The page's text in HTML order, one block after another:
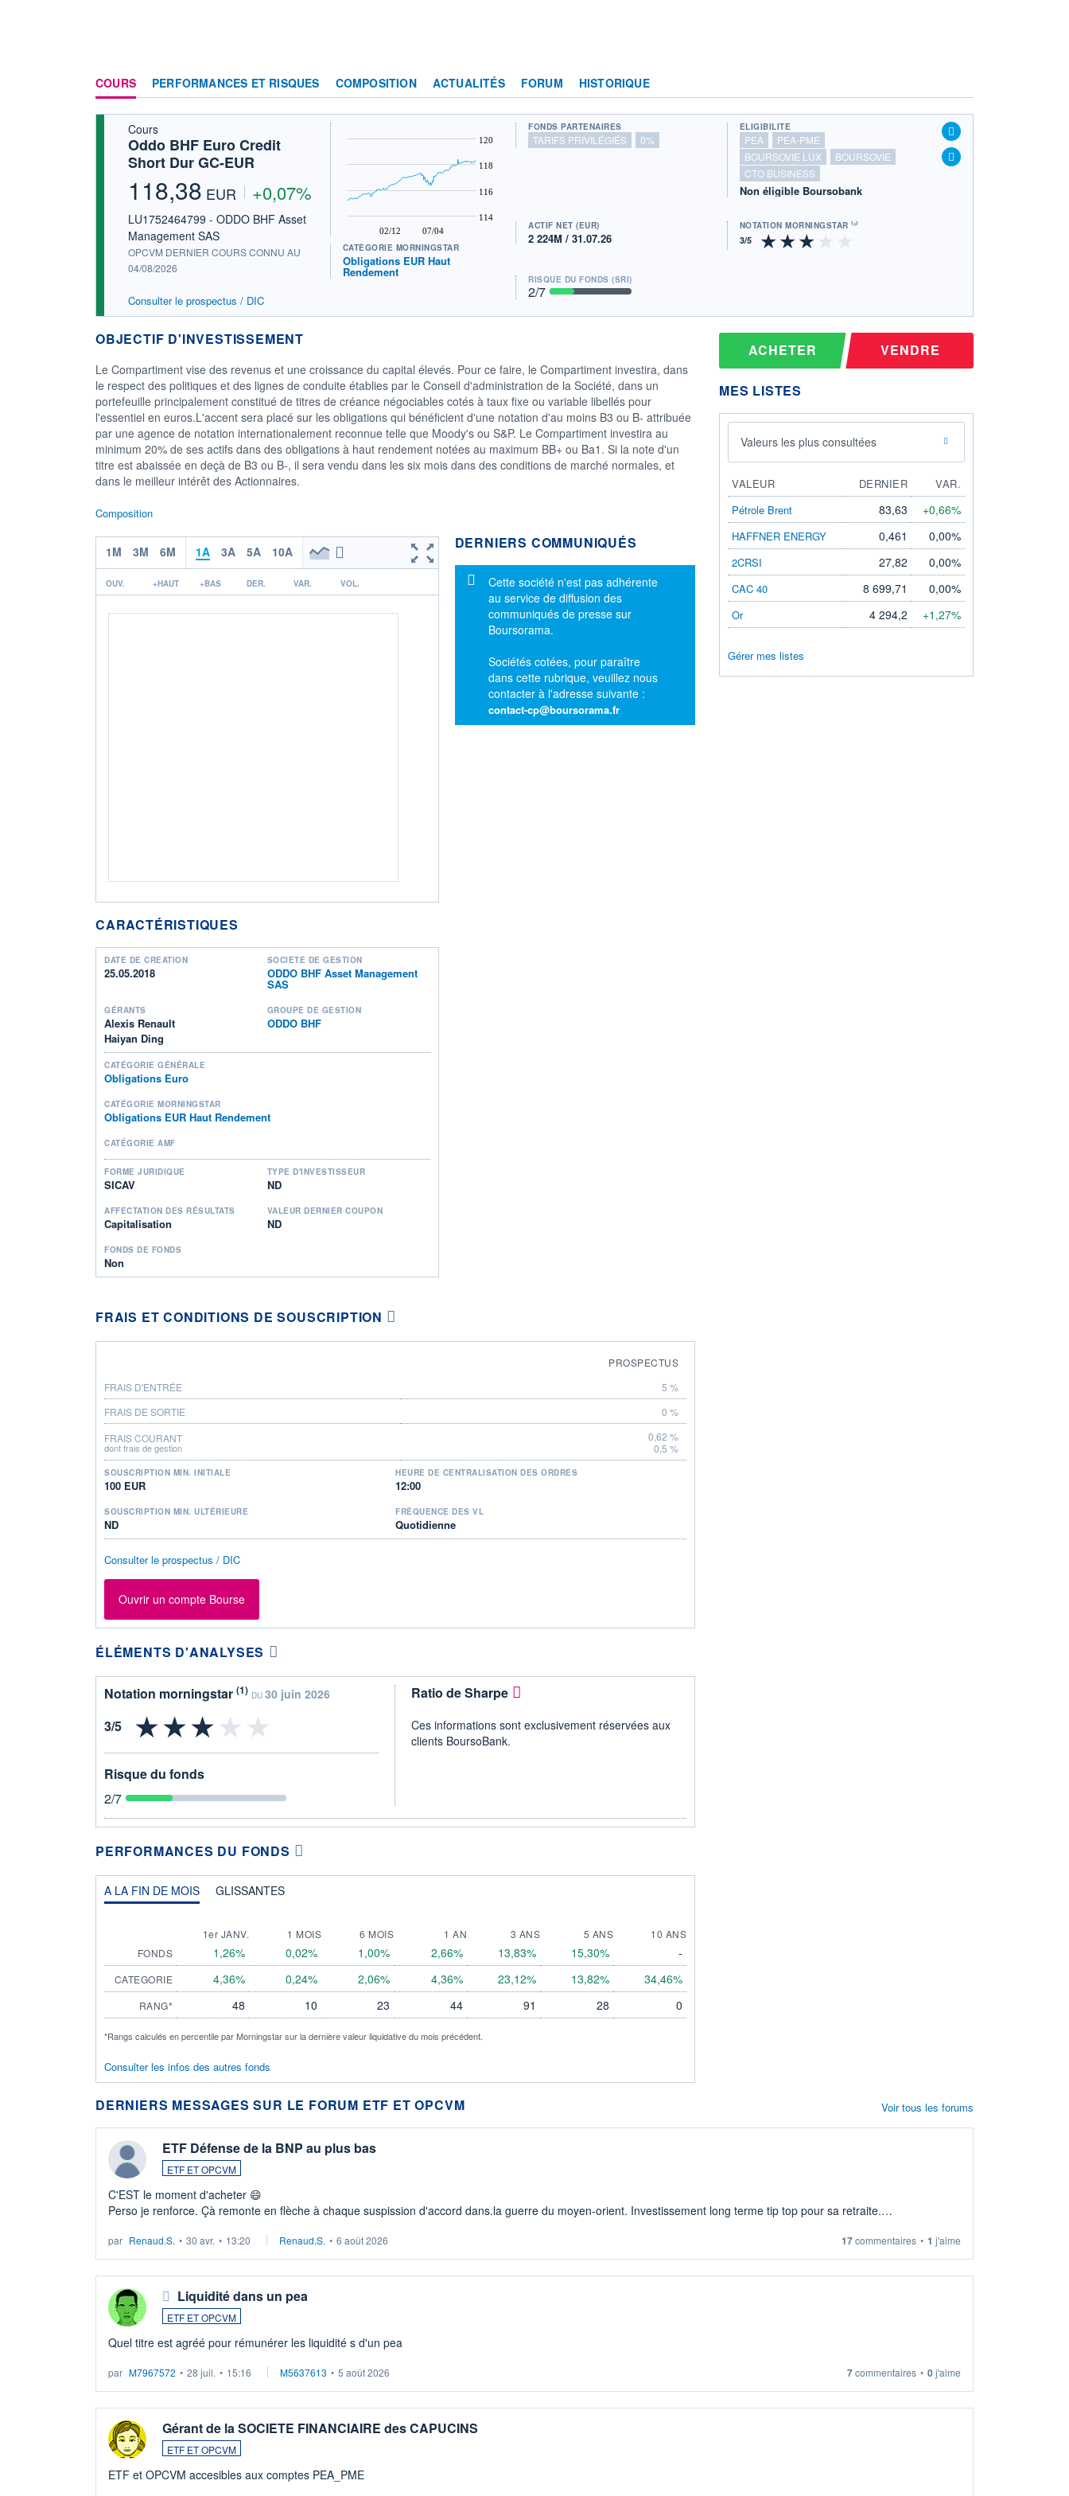
COURS PERFORMANCES ET RISQUES COMPOSITION ACTUALITÉS FORUM HISTORIQUE
Cours
Oddo BHF Euro Credit
Short Dur GC-EUR
118,38 EUR +0,07%
LU1752464799 - ODDO BHF Asset
Management SAS
OPCVM DERNIER COURS CONNU AU
04/08/2026
Consulter le prospectus / DIC
02/12 07/04
114
116
118
120
CATÉGORIE MORNINGSTAR
Obligations EUR Haut
Rendement
FONDS PARTENAIRES
TARIFS PRIVILÉGIÉS 0%
ÉLIGIBILITÉ
PEA
PEA-PME
BOURSOVIE LUX
BOURSOVIE
CTO BUSINESS
Non éligible Boursobank
ACTIF NET (EUR)
2 224M / 31.07.26
NOTATION MORNINGSTAR ⁽¹⁾
RISQUE DU FONDS (SRI)
2/7
OBJECTIF D'INVESTISSEMENT
Le Compartiment vise des revenus et une croissance du capital élevés. Pour ce faire, le Compartiment investira, dans
le respect des politiques et des lignes de conduite établies par le Conseil d'administration de la Société, dans un
portefeuille principalement constitué de titres de créance négociables cotés à taux fixe ou variable libellés pour
l'essentiel en euros.L'accent sera placé sur les obligations qui bénéficient d'une notation d'au moins B3 ou B- attribuée
par une agence de notation internationalement reconnue telle que Moody's ou S&P. Le Compartiment investira au
minimum 20% de ses actifs dans des obligations à haut rendement notées au maximum BB+ ou Ba1. Si la note d'un
titre est abaissée en deçà de B3 ou B-, il sera vendu dans les six mois dans des conditions de marché normales, et
dans le meilleur intérêt des Actionnaires.
Composition
1M 3M 6M 1A 3A 5A 10A
OUV. +HAUT +BAS DER. VAR. VOL.
CARACTÉRISTIQUES
DATE DE CRÉATION
25.05.2018
SOCIÉTÉ DE GESTION
ODDO BHF Asset Management
SAS
GÉRANTS
Alexis Renault
Haiyan Ding
GROUPE DE GESTION
ODDO BHF
CATÉGORIE GÉNÉRALE
Obligations Euro
CATÉGORIE MORNINGSTAR
Obligations EUR Haut Rendement
CATÉGORIE AMF
FORME JURIDIQUE
SICAV
TYPE D'INVESTISSEUR
ND
AFFECTATION DES RÉSULTATS
Capitalisation
VALEUR DERNIER COUPON
ND
FONDS DE FONDS
Non
DERNIERS COMMUNIQUÉS
Message d'information
Cette société n'est pas adhérente
au service de diffusion des
communiqués de presse sur
Boursorama.
Sociétés cotées, pour paraître
dans cette rubrique, veuillez nous
contacter à l'adresse suivante :
contact-cp@boursorama.fr
FRAIS ET CONDITIONS DE SOUSCRIPTION
PROSPECTUS
FRAIS D'ENTRÉE
5 %
FRAIS DE SORTIE
0 %
FRAIS COURANT
dont frais de gestion
0,62 %
0,5 %
SOUSCRIPTION MIN. INITIALE
100 EUR
HEURE DE CENTRALISATION DES ORDRES
12:00
SOUSCRIPTION MIN. ULTÉRIEURE
ND
FRÉQUENCE DES VL
Quotidienne
Consulter le prospectus / DIC
Ouvrir un compte Bourse
ÉLÉMENTS D'ANALYSES
Notation morningstar (1) DU 30 juin 2026
Risque du fonds
2/7
Ratio de Sharpe
Ces informations sont exclusivement réservées aux
clients BoursoBank.
PERFORMANCES DU FONDS
A LA FIN DE MOIS GLISSANTES
1er JANV. 1 MOIS 6 MOIS 1 AN 3 ANS 5 ANS
10 ANS
FONDS
1,26% 0,02% 1,00% 2,66% 13,83% 15,30% -
CATEGORIE 4,36% 0,24% 2,06% 4,36% 23,12% 13,82% 34,46%
RANG* 48 10 23 44 91 28 0
*Rangs calculés en percentile par Morningstar sur la dernière valeur liquidative du mois précédent.
Consulter les infos des autres fonds
ACHETER VENDRE
MES LISTES
Valeurs les plus consultées
VALEUR DERNIER
VAR.
Pétrole Brent
83,63 +0,66%
HAFFNER ENERGY 0,461 0,00%
2CRSI 27,82 0,00%
CAC 40 8 699,71 0,00%
Or 4 294,2 +1,27%
Gérer mes listes
DERNIERS MESSAGES SUR LE FORUM ETF ET OPCVM
ETF Défense de la BNP au plus bas
ETF ET OPCVM
C'EST le moment d'acheter 😄​
Perso je renforce. Çà remonte en flèche à chaque suspission d'accord dans.la guerre du moyen-orient. Investissement long terme tip top pour sa retraite.
par Renaud.S. • 30 avr. • 13:20 Renaud.S. • 6 août 2026 17commentaires • 1 j'aime
Liquidité dans un pea
ETF ET OPCVM
Quel titre est agréé pour rémunérer les liquidité s d'un pea
par M7967572 • 28 juil. • 15:16 M5637613 • 5 août 2026 7commentaires • 0j'aime
Gérant de la SOCIETE FINANCIAIRE des CAPUCINS
ETF ET OPCVM
ETF et OPCVM accesibles aux comptes PEA_PME
Voir tous les forums